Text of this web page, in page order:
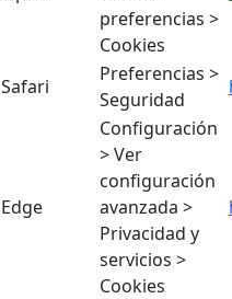
preferencias >
Cookies
Safari
Preferencias >
Seguridad
Edge
Configuración
> Ver
configuración
avanzada >
Privacidad y
servicios >
Cookies